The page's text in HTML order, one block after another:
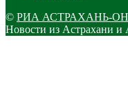
© РИА АСТРАХАНЬ-
Новости из Астрахани и